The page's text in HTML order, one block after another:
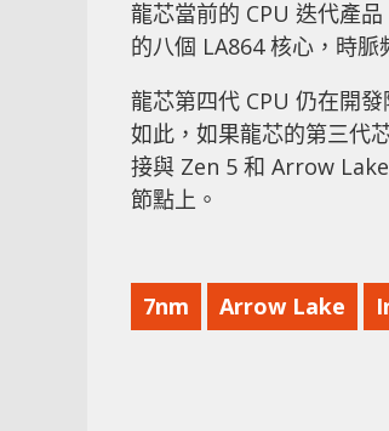
龍芯當前的 CPU 迭代產
的八個 LA864 核心，時脈
龍芯第四代 CPU 仍在開
如此，如果龍芯的第三代
接與 Zen 5 和 Arrow
節點上。
7nm Arrow Lake